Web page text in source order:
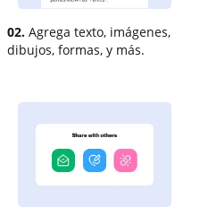
02. Agrega texto, imágenes,
dibujos, formas, y más.